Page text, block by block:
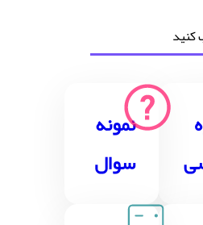
کنید
نمونه
سوال